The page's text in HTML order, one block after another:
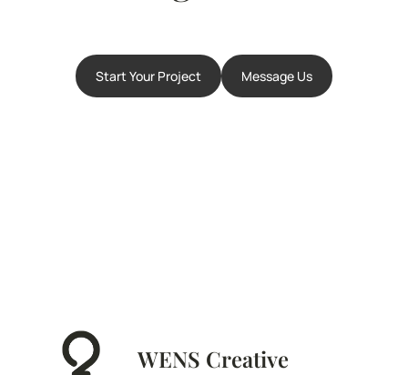
Start Your Project Message Us
WENS Creative